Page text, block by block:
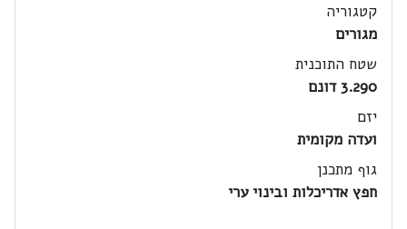
קטגוריה
מגורים
שטח התוכנית
3.290 דונם
יזם
ועדה מקומית
גוף מתכנן
חפץ אדריכלות ובינוי ערי